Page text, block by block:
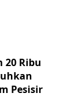
20 Ribu
Pesisir